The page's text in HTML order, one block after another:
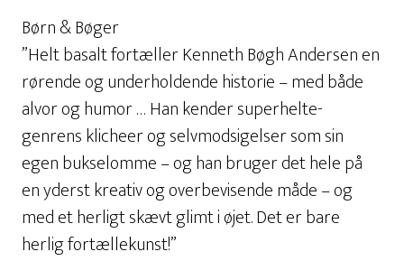
Børn & Bøger
”Helt basalt fortæller Kenneth Bøgh Andersen en
rørende og underholdende historie – med både
alvor og humor … Han kender superhelte-
genrens klicheer og selvmodsigelser som sin
egen bukselomme – og han bruger det hele på
en yderst kreativ og overbevisende måde – og
med et herligt skævt glimt i øjet. Det er bare
herlig fortællekunst!”